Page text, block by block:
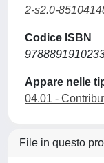
2-s2.0-
Codice ISBN
Appare nelle
04.01 -
File in questo